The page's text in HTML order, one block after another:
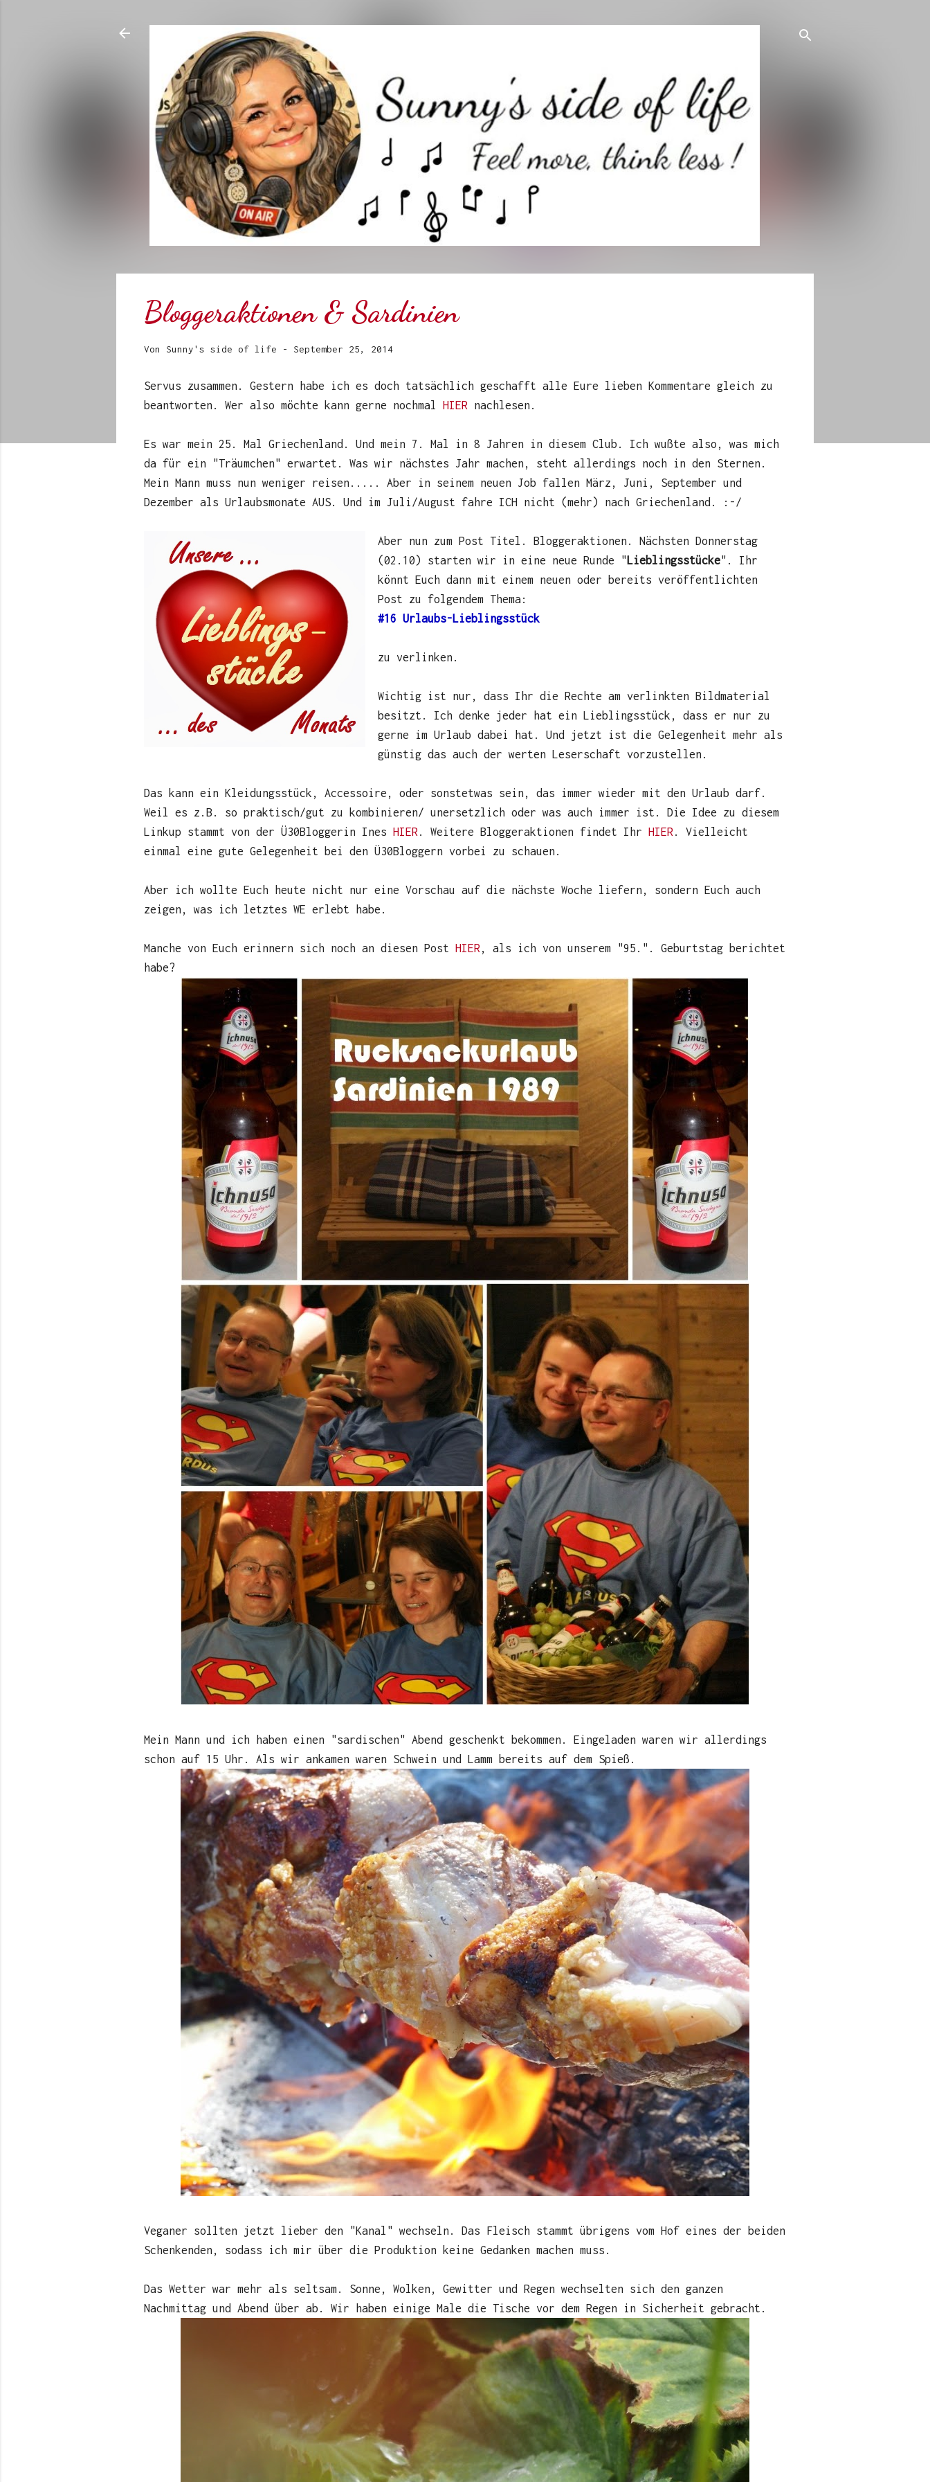
Bloggeraktionen & Sardinien
Von Sunny's side of life - September 25, 2014
Servus zusammen. Gestern habe ich es doch tatsächlich geschafft alle Eure lieben Kommentare gleich zu
beantworten. Wer also möchte kann gerne nochmal HIER nachlesen.
Es war mein 25. Mal Griechenland. Und mein 7. Mal in 8 Jahren in diesem Club. Ich wußte also, was mich
da für ein "Träumchen" erwartet. Was wir nächstes Jahr machen, steht allerdings noch in den Sternen.
Mein Mann muss nun weniger reisen..... Aber in seinem neuen Job fallen März, Juni, September und
Dezember als Urlaubsmonate AUS. Und im Juli/August fahre ICH nicht (mehr) nach Griechenland. :-/
Aber nun zum Post Titel. Bloggeraktionen. Nächsten Donnerstag
(02.10) starten wir in eine neue Runde "Lieblingsstücke". Ihr
könnt Euch dann mit einem neuen oder bereits veröffentlichten
Post zu folgendem Thema:
#16 Urlaubs-Lieblingsstück
zu verlinken.
Wichtig ist nur, dass Ihr die Rechte am verlinkten Bildmaterial
besitzt. Ich denke jeder hat ein Lieblingsstück, dass er nur zu
gerne im Urlaub dabei hat. Und jetzt ist die Gelegenheit mehr als
günstig das auch der werten Leserschaft vorzustellen.
Das kann ein Kleidungsstück, Accessoire, oder sonstetwas sein, das immer wieder mit den Urlaub darf.
Weil es z.B. so praktisch/gut zu kombinieren/ unersetzlich oder was auch immer ist. Die Idee zu diesem
Linkup stammt von der Ü30Bloggerin Ines HIER . Weitere Bloggeraktionen findet Ihr HIER . Vielleicht
einmal eine gute Gelegenheit bei den Ü30Bloggern vorbei zu schauen.
Aber ich wollte Euch heute nicht nur eine Vorschau auf die nächste Woche liefern, sondern Euch auch
zeigen, was ich letztes WE erlebt habe.
Manche von Euch erinnern sich noch an diesen Post HIER , als ich von unserem "95.". Geburtstag berichtet
habe?
Mein Mann und ich haben einen "sardischen" Abend geschenkt bekommen. Eingeladen waren wir allerdings
schon auf 15 Uhr. Als wir ankamen waren Schwein und Lamm bereits auf dem Spieß.
Veganer sollten jetzt lieber den "Kanal" wechseln. Das Fleisch stammt übrigens vom Hof eines der beiden
Schenkenden, sodass ich mir über die Produktion keine Gedanken machen muss.
Das Wetter war mehr als seltsam. Sonne, Wolken, Gewitter und Regen wechselten sich den ganzen
Nachmittag und Abend über ab. Wir haben einige Male die Tische vor dem Regen in Sicherheit gebracht.